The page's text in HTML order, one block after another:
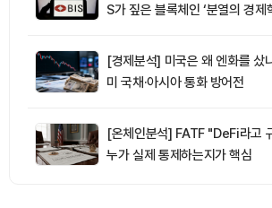
S가 짚은 블록체인 ‘분열의 경제
[경제분석] 미국은 왜 엔화를 샀
미 국채·아시아 통화 방어전
[온체인분석] FATF "DeFi라고
누가 실제 통제하는지가 핵심